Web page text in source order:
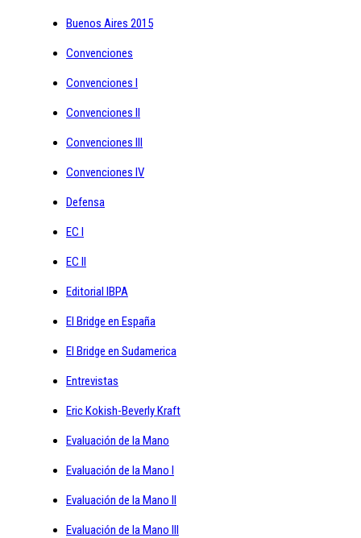
Buenos Aires 2015
Convenciones
Convenciones I
Convenciones II
Convenciones III
Convenciones IV
Defensa
EC I
EC II
Editorial IBPA
El Bridge en España
El Bridge en Sudamerica
Entrevistas
Eric Kokish-Beverly Kraft
Evaluación de la Mano
Evaluación de la Mano I
Evaluación de la Mano II
Evaluación de la Mano III